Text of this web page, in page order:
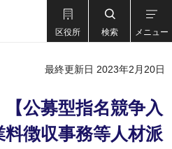
区役所 検索 メニュー
最終更新日 2023年2月20日
【公募型指名競争入
徴収事務等人材派